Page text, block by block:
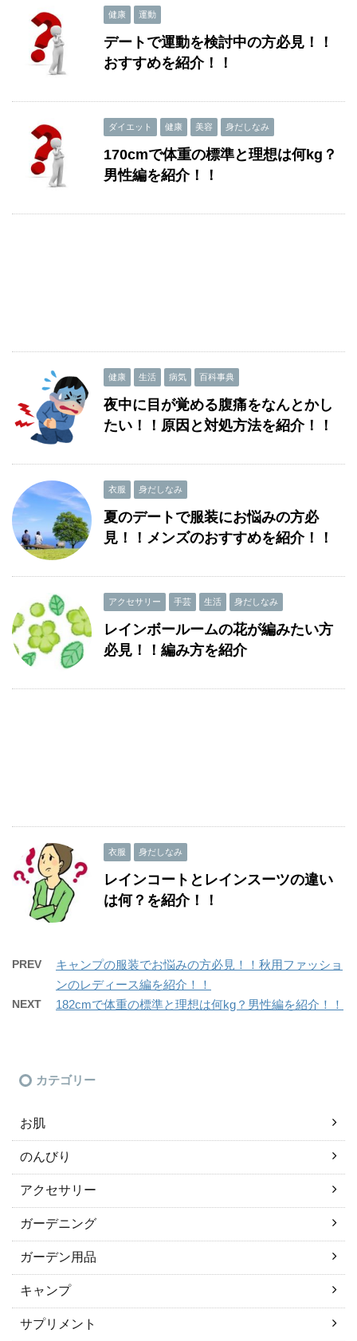
健康 運動
デートで運動を検討中の方必見！！
おすすめを紹介！！
ダイエット 健康 美容 身だしなみ
170cmで体重の標準と理想は何kg？
男性編を紹介！！
健康 生活 病気 百科事典
夜中に目が覚める腹痛をなんとかし
たい！！原因と対処方法を紹介！！
衣服 身だしなみ
夏のデートで服装にお悩みの方必
見！！メンズのおすすめを紹介！！
アクセサリー 手芸 生活 身だしなみ
レインボールームの花が編みたい方
必見！！編み方を紹介
衣服 身だしなみ
レインコートとレインスーツの違い
は何？を紹介！！
PREV
キャンプの服装でお悩みの方必見！！秋用ファッショ
ンのレディース編を紹介！！
NEXT 182cmで体重の標準と理想は何kg？男性編を紹介！！
カテゴリー
お肌
のんびり
アクセサリー
ガーデニング
ガーデン用品
キャンプ
サプリメント